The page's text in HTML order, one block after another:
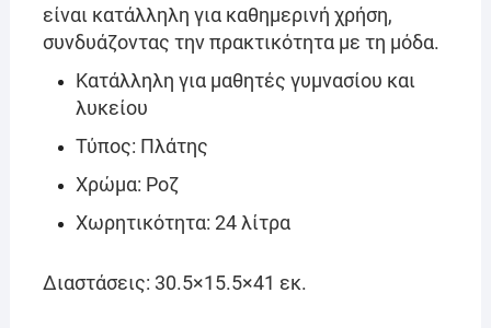
είναι κατάλληλη για καθημερινή χρήση,
συνδυάζοντας την πρακτικότητα με τη μόδα.
Κατάλληλη για μαθητές γυμνασίου και
λυκείου
Τύπος: Πλάτης
Χρώμα: Ροζ
Χωρητικότητα: 24 λίτρα
Διαστάσεις: 30.5×15.5×41 εκ.